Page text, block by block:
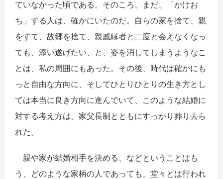
ていなかった頃である。そのころ、まだ、「かけお
ち」する人は、確かにいたのだ。自らの家を捨て、親
をすて、故郷を捨て、親戚縁者と二度と会えなくなっ
ても、添い遂げたい、と、姿を消してしまうようなこ
とは、私の周囲にもあった。その後、時代は確かにも
っと自由な方向に、そしてひとりひとりの生き方とし
ては本当に良き方向に進んでいて、このような結婚に
対する考え方は、家父長制とともにすっかり葬り去ら
れた。
親や家が結婚相手を決める、などということはも
う、どのような家柄の人であっても、堂々とは行われ